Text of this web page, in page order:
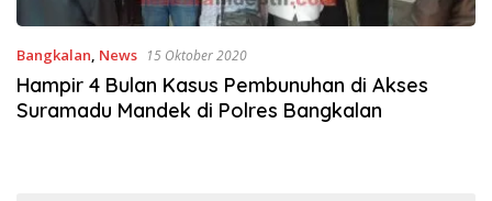
Bangkalan, News 15 Oktober 2020
Hampir 4 Bulan Kasus Pembunuhan di Akses
Suramadu Mandek di Polres Bangkalan